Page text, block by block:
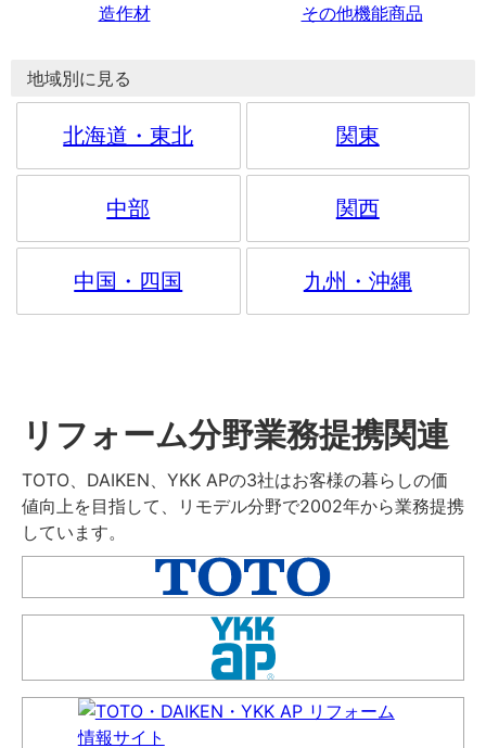
造作材 その他機能商品
地域別に見る
北海道・東北 関東
中部 関西
中国・四国 九州・沖縄
リフォーム分野業務提携関連
TOTO、DAIKEN、YKK APの3社はお客様の暮らしの価
値向上を目指して、リモデル分野で2002年から業務提携
しています。